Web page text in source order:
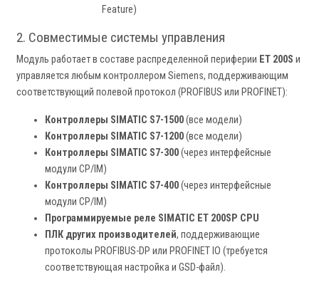
Feature)
2. Совместимые системы управления
Модуль работает в составе распределенной периферии ET 200S и
управляется любым контроллером Siemens, поддерживающим
соответствующий полевой протокол (PROFIBUS или PROFINET):
Контроллеры SIMATIC S7-1500(все модели)
Контроллеры SIMATIC S7-1200(все модели)
Контроллеры SIMATIC S7-300(через интерфейсные
модули CP/IM)
Контроллеры SIMATIC S7-400(через интерфейсные
модули CP/IM)
Программируемые реле SIMATIC ET 200SP CPU
ПЛК других производителей, поддерживающие
протоколы PROFIBUS-DP или PROFINET IO (требуется
соответствующая настройка и GSD-файл).